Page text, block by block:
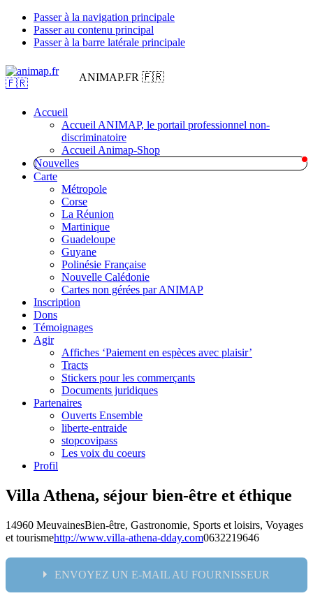
Passer à la navigation principale
Passer au contenu principal
Passer à la barre latérale principale
ANIMAP.FR 🇫🇷
Accueil
Accueil ANIMAP, le portail professionnel non-
discriminatoire
Accueil Animap-Shop
Nouvelles
Carte
Métropole
Corse
La Réunion
Martinique
Guadeloupe
Guyane
Polinésie Française
Nouvelle Calédonie
Cartes non gérées par ANIMAP
Inscription
Dons
Témoignages
Agir
Affiches ‘Paiement en espèces avec plaisir’
Tracts
Stickers pour les commerçants
Documents juridiques
Partenaires
Ouverts Ensemble
liberte-entraide
stopcovipass
Les voix du coeurs
Profil
Villa Athena, séjour bien-être et éthique
14960 MeuvainesBien-être, Gastronomie, Sports et loisirs, Voyages
et tourismehttp://www.villa-athena-dday.com0632219646
ENVOYEZ UN E-MAIL AU FOURNISSEUR